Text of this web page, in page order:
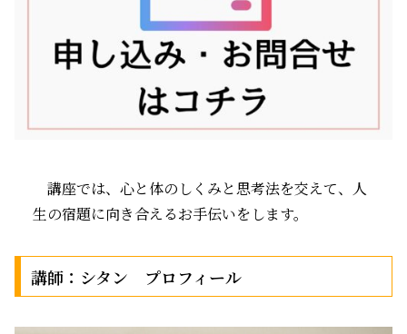
講座では、心と体のしくみと思考法を交えて、人
生の宿題に向き合えるお手伝いをします。
講師：シタン プロフィール